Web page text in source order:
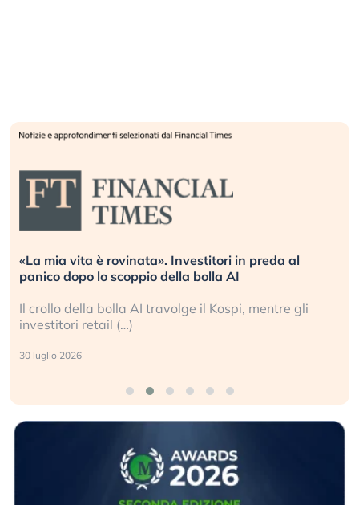
Quando la finanza pesa più dell’economia reale.
L’America sta ripetendo gli errori del 2008?
La ricchezza mondiale cresce, ma è sempre più
sganciata dall’economia reale. (…)
24 luglio 2026